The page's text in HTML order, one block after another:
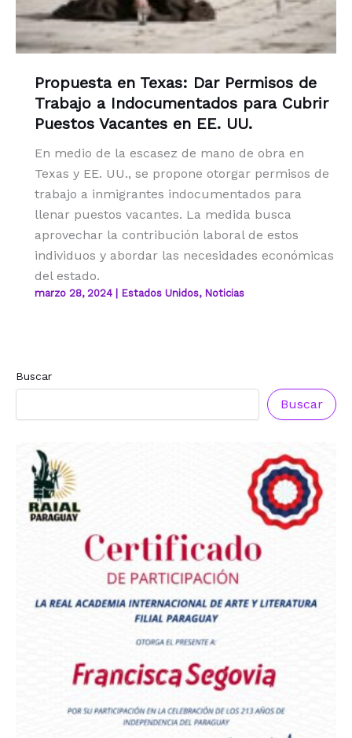
Propuesta en Texas: Dar Permisos de
Trabajo a Indocumentados para Cubrir
Puestos Vacantes en EE. UU.
En medio de la escasez de mano de obra en
Texas y EE. UU., se propone otorgar permisos de
trabajo a inmigrantes indocumentados para
llenar puestos vacantes. La medida busca
aprovechar la contribución laboral de estos
individuos y abordar las necesidades económicas
del estado.
marzo 28, 2024 Estados Unidos, Noticias
Buscar
Buscar